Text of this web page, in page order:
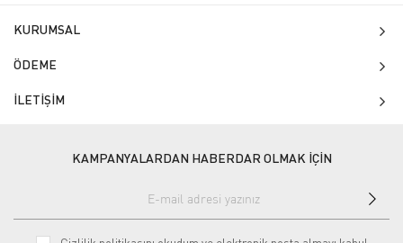
KURUMSAL
ÖDEME
İLETİŞİM
KAMPANYALARDAN HABERDAR OLMAK İÇİN